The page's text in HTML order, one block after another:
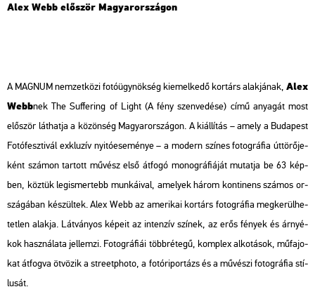
Alex Webb elő­ször Ma­gyar­or­szá­gon
A MAG­NUM nem­zet­kö­zi fo­tó­ügy­nök­ség ki­emel­ke­dő kor­társ alak­já­nak, Alex
WebbnekThe Suf­fe­ring of Light (A fény szen­ve­dé­se) című anya­gát most
elő­ször lát­hat­ja a kö­zön­ség Ma­gyar­or­szá­gon. A ki­ál­lí­tás – amely a Bu­da­pest
Fo­tó­fesz­ti­vál exk­lu­zív nyi­tó­ese­mé­nye – a mo­dern szí­nes fo­tog­rá­fia út­tö­rő­je­
ként szá­mon tar­tott mű­vész első át­fo­gó mo­nog­rá­fi­á­ját mu­tat­ja be 63 kép­
ben, köz­tük leg­is­mer­tebb mun­ká­i­val, ame­lyek három kon­ti­nens szá­mos or­
szá­gá­ban ké­szül­tek. Alex Webb az ame­ri­kai kor­társ fo­tog­rá­fia meg­ke­rül­he­
tet­len alak­ja. Lát­vá­nyos ké­pe­it az in­ten­zív szí­nek, az erős fé­nyek és ár­nyé­
kok hasz­ná­la­ta jel­lem­zi. Fo­tog­rá­fi­ái több­ré­te­gű, komp­lex al­ko­tá­sok, mű­fa­jo­
kat át­fog­va öt­vö­zik a streetp­ho­to, a fo­tó­ri­por­tázs és a mű­vé­szi fo­tog­rá­fia stí­
lu­sát.